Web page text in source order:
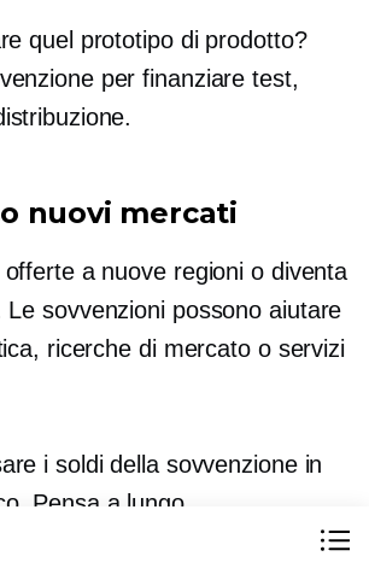
quel prototipo di prodotto?
per finanziare test,
nuovi mercati
a nuove regioni o diventa
Le sovvenzioni possono aiutare
ricerche di mercato o servizi
i soldi della sovvenzione in
Pensa a lungo
in aree che favoriscono